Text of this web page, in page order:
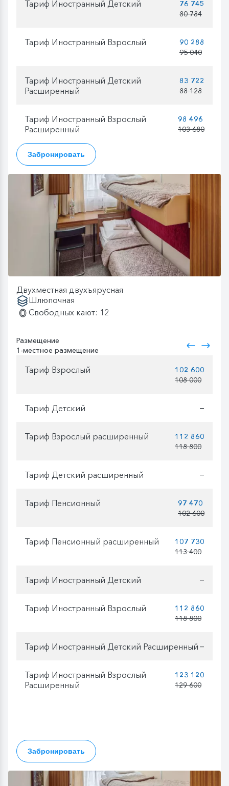
Тариф Иностранный Детский
76 745
80 784
Тариф Иностранный Взрослый
90 288
95 040
Тариф Иностранный Детский
Расширенный
83 722
88 128
Тариф Иностранный Взрослый
Расширенный
98 496
103 680
Забронировать
Двухместная двухъярусная
Шлюпочная
Свободных кают: 12
Размещение
1-местное размещение
Тариф Взрослый
102 600
108 000
Тариф Детский —
Тариф Взрослый расширенный
112 860
118 800
Тариф Детский расширенный —
Тариф Пенсионный
97 470
102 600
Тариф Пенсионный расширенный
107 730
113 400
Тариф Иностранный Детский —
Тариф Иностранный Взрослый
112 860
118 800
Тариф Иностранный Детский Расширенный —
Тариф Иностранный Взрослый
Расширенный
123 120
129 600
Забронировать